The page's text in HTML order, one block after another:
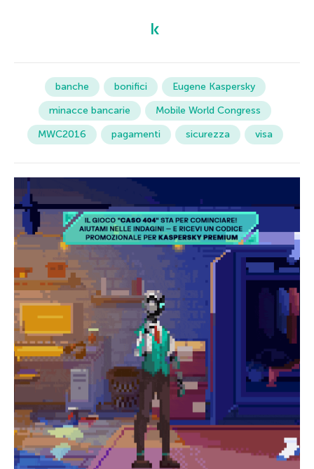
banche bonifici
Eugene Kaspersky
minacce bancarie
Mobile World Congress
MWC2016
pagamenti sicurezza visa